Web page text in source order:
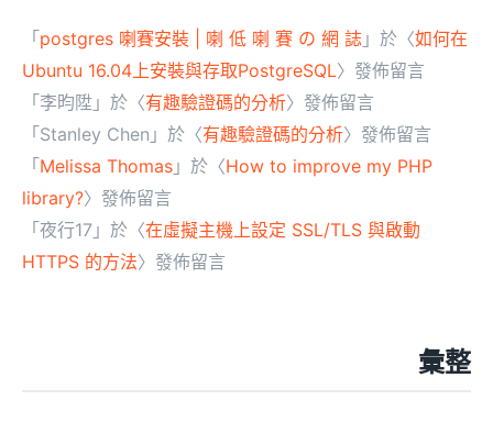
「 postgres 喇賽安裝 | 喇 低 喇 賽 の 網 誌 」於〈如何在
Ubuntu 16.04上安裝與存取PostgreSQL〉發佈留言
「 李昀陞 」於〈有趣驗證碼的分析〉發佈留言
「 Stanley Chen 」於〈有趣驗證碼的分析〉發佈留言
「 Melissa Thomas 」於〈How to improve my PHP
library?〉發佈留言
「 夜行17 」於〈在虛擬主機上設定 SSL/TLS 與啟動
HTTPS 的方法〉發佈留言
彙整